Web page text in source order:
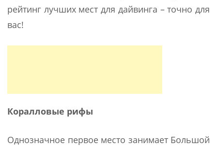
рейтинг лучших мест для дайвинга – точно для
вас!
Коралловые рифы
Однозначное первое место занимает Большой